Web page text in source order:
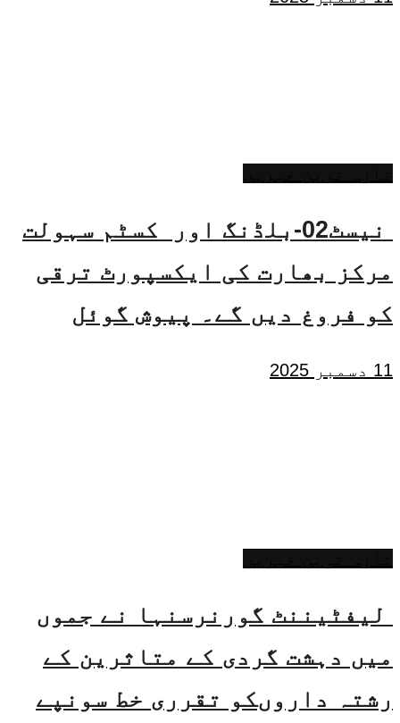
نیسٹ02-بلڈنگ اور کسٹم سہولت
مرکز بھارت کی ایکسپورٹ ترقی
کو فروغ دیں گے۔ پیوش گوئل
11 دسمبر 2025
لیفٹیننٹ گورنرسنہا نے جموں
میں دہشت گردی کے متاثرین کے
رشتہ داروںکو تقرری خط سونپے